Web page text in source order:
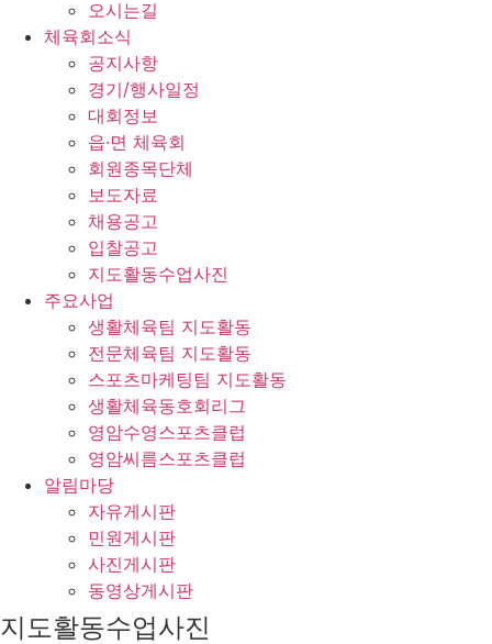
오시는길
체육회소식
공지사항
경기/행사일정
대회정보
읍·면 체육회
회원종목단체
보도자료
채용공고
입찰공고
지도활동수업사진
주요사업
생활체육팀 지도활동
전문체육팀 지도활동
스포츠마케팅팀 지도활동
생활체육동호회리그
영암수영스포츠클럽
영암씨름스포츠클럽
알림마당
자유게시판
민원게시판
사진게시판
동영상게시판
지도활동수업사진